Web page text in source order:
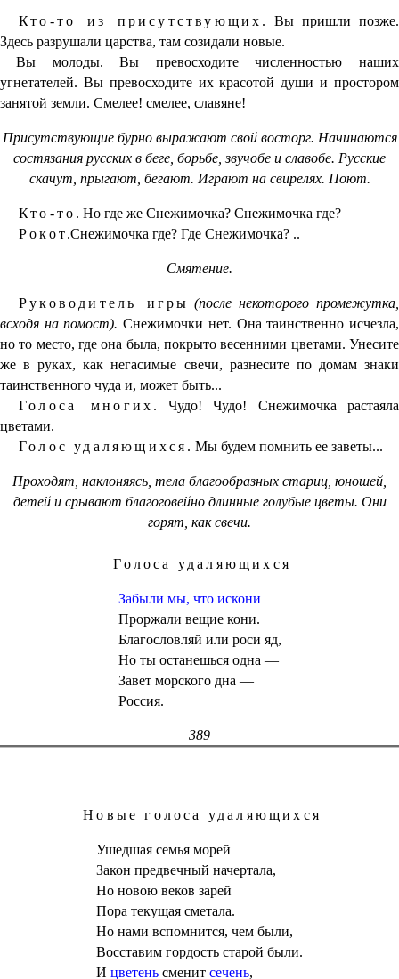
Кто-то из присутствующих. Вы пришли позже.
Здесь разрушали царства, там созидали новые.
Вы молоды. Вы превосходите численностью наших
угнетателей. Вы превосходите их красотой души и простором
занятой земли. Смелее! смелее, славяне!
Присутствующие бурно выражают свой восторг. Начинаются
состязания русских в беге, борьбе, звучобе и славобе. Русские
скачут, прыгают, бегают. Играют на свирелях. Поют.
Кто-то. Но где же Снежимочка? Снежимочка где?
Рокот.Снежимочка где? Где Снежимочка? ..
Смятение.
Руководитель игры (после некоторого промежутка,
всходя на помост). Снежимочки нет. Она таинственно исчезла,
но то место, где она была, покрыто весенними цветами. Унесите
же в руках, как негасимые свечи, разнесите по домам знаки
таинственного чуда и, может быть...
Голоса многих. Чудо! Чудо! Снежимочка растаяла
цветами.
Голос удаляющихся. Мы будем помнить ее заветы...
Проходят, наклоняясь, тела благообразных стариц, юношей,
детей и срывают благоговейно длинные голубые цветы. Они
горят, как свечи.
Голоса удаляющихся
Забыли мы, что искони
Проржали вещие кони.
Благословляй или роси яд,
Но ты останешься одна —
Завет морского дна —
Россия.
389
Новые голоса удаляющихся
Ушедшая семья морей
Закон предвечный начертала,
Но новою веков зарей
Пора текущая сметала.
Но нами вспомнится, чем были,
Восставим гордость старой были.
И цветень сменит сечень,